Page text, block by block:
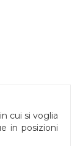
cui si voglia
in posizioni